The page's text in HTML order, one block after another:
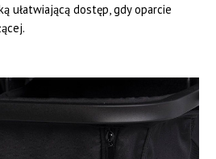
ułatwiającą dostęp, gdy oparcie